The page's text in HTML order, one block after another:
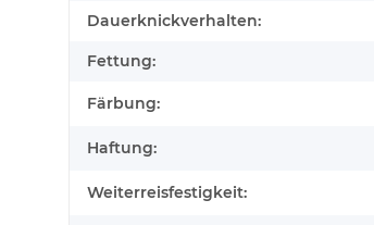
Dauerknickverhalten:
Fettung:
Färbung:
Haftung:
Weiterreisfestigkeit: